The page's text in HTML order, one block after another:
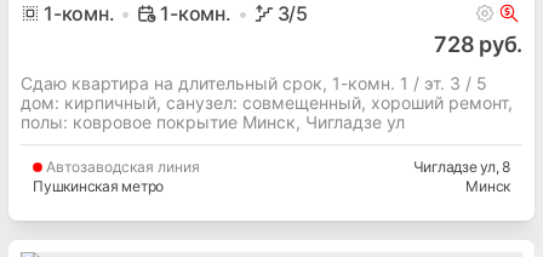
1-комн. 1-комн. 3/5
728 руб.
Сдаю квартира на длительный срок, 1-комн. 1 / эт. 3 / 5
дом: кирпичный, cанузел: совмещенный, хороший ремонт,
полы: ковровое покрытие Минск, Чигладзе ул
Автозаводская линия
Пушкинская метро
Чигладзе ул, 8
Минск